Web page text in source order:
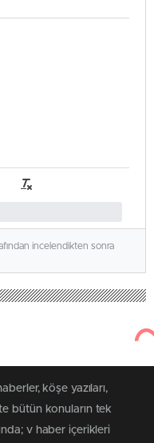
incelendikten sonra
köşe yazıları,
bütün konuların tek
v haber içerikleri